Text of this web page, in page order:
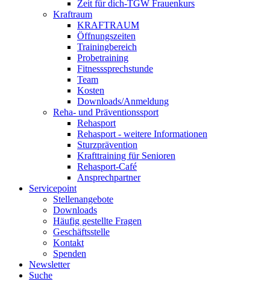
Zeit für dich-TGW Frauenkurs
Kraftraum
KRAFTRAUM
Öffnungszeiten
Trainingbereich
Probetraining
Fitnesssprechstunde
Team
Kosten
Downloads/Anmeldung
Reha- und Präventionssport
Rehasport
Rehasport - weitere Informationen
Sturzprävention
Krafttraining für Senioren
Rehasport-Café
Ansprechpartner
Servicepoint
Stellenangebote
Downloads
Häufig gestellte Fragen
Geschäftsstelle
Kontakt
Spenden
Newsletter
Suche